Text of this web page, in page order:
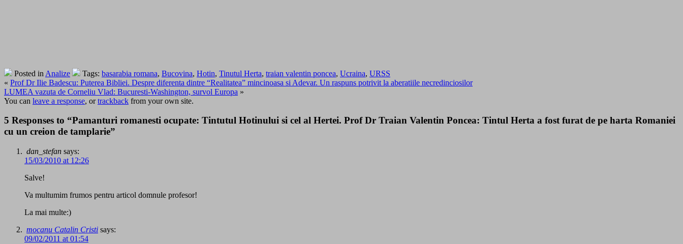
Posted in Analize Tags: basarabia romana, Bucovina, Hotin, Tinutul Herta, traian valentin poncea, Ucraina, URSS
« Prof Dr Ilie Badescu: Puterea Bibliei. Despre diferenta dintre “Realitatea” mincinoasa si Adevar. Un raspuns potrivit la aberatiile necredinciosilor
LUMEA vazuta de Corneliu Vlad: Bucuresti-Washington, survol Europa »
You can leave a response, ortrackback from your own site.
5 Responses to “Pamanturi romanesti ocupate: Tintutul Hotinului si cel al Hertei. Prof Dr Traian Valentin Poncea: Tintul Herta a fost furat de pe harta Romaniei
cu un creion de tamplarie”
dan_stefan says:
15/03/2010 at 12:26
Salve!
Va multumim frumos pentru articol domnule profesor!
La mai multe:)
mocanu Catalin Cristi says:
09/02/2011 at 01:54